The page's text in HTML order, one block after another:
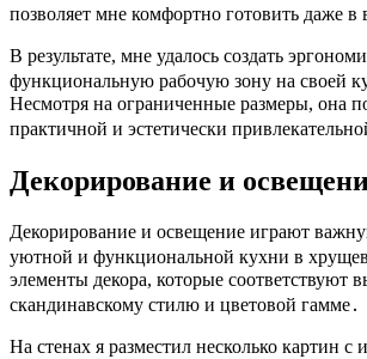
позволяет мне комфортно готовить даже в
В результате, мне удалось создать
функциональную рабочую зону на своей
Несмотря на ограниченные размеры, она
практичной и эстетически
Декорирование и
Декорирование и освещение играют
уютной и функциональной кухни в
элементы декора, которые соответствуют
скандинавскому стилю и цветовой гамме․
На стенах я разместил несколько картин с